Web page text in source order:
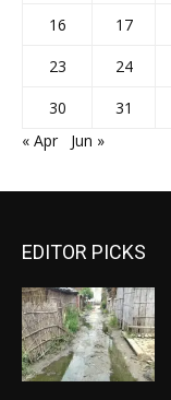
16
17
23
24
30
31
« Apr
Jun »
EDITOR PICKS